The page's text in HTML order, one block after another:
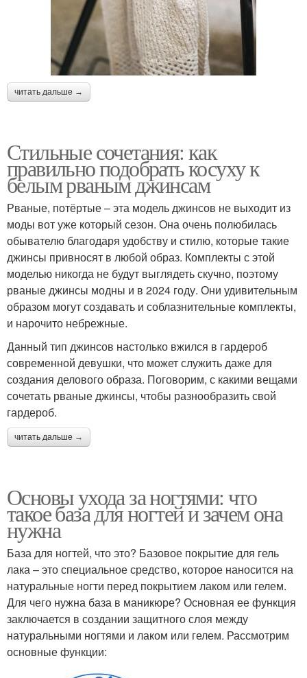
читать дальше →
Стильные сочетания: как
правильно подобрать косуху к
белым рваным джинсам
Рваные, потёртые – эта модель джинсов не выходит из
моды вот уже который сезон. Она очень полюбилась
обывателю благодаря удобству и стилю, которые такие
джинсы привносят в любой образ. Комплекты с этой
моделью никогда не будут выглядеть скучно, поэтому
рваные джинсы модны и в 2024 году. Они удивительным
образом могут создавать и соблазнительные комплекты,
и нарочито небрежные.
Данный тип джинсов настолько вжился в гардероб
современной девушки, что может служить даже для
создания делового образа. Поговорим, с какими вещами
сочетать рваные джинсы, чтобы разнообразить свой
гардероб.
читать дальше →
Основы ухода за ногтями: что
такое база для ногтей и зачем она
нужна
База для ногтей, что это? Базовое покрытие для гель
лака – это специальное средство, которое наносится на
натуральные ногти перед покрытием лаком или гелем.
Для чего нужна база в маникюре? Основная ее функция
заключается в создании защитного слоя между
натуральными ногтями и лаком или гелем. Рассмотрим
основные функции: